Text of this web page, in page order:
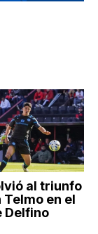
al triunfo
Telmo en el
Delfino